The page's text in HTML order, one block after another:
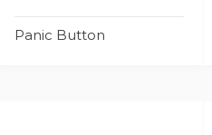
Panic Button